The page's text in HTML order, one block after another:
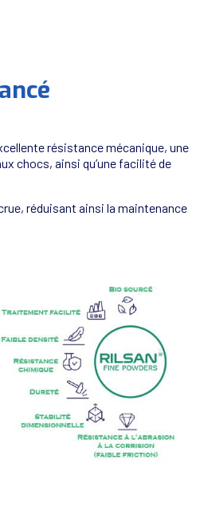
résistance mécanique, une
chocs, ainsi qu’une facilité de
réduisant ainsi la maintenance